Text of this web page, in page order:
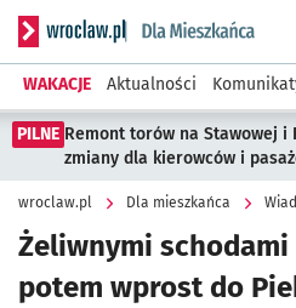
Serwis informacyjny wroclaw.pl
WAKACJE Aktualności
PILNE Remont torów na Stawowej i
zmiany dla kierowców i
wroclaw.pl Dla mieszkańca
Żeliwnymi schodami
potem wprost do